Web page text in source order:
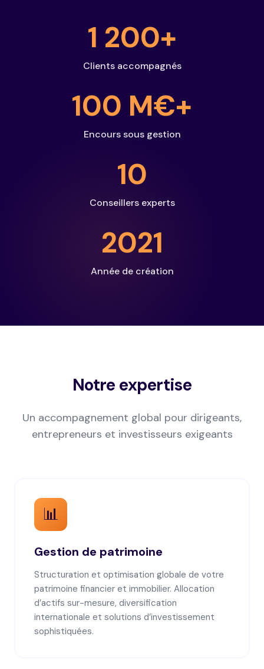
1 200+
Clients accompagnés
100 M€+
Encours sous gestion
10
Conseillers experts
2021
Année de création
Notre expertise
Un accompagnement global pour dirigeants,
entrepreneurs et investisseurs exigeants
📊
Gestion de patrimoine
Structuration et optimisation globale de votre
patrimoine financier et immobilier. Allocation
d’actifs sur-mesure, diversification
internationale et solutions d’investissement
sophistiquées.